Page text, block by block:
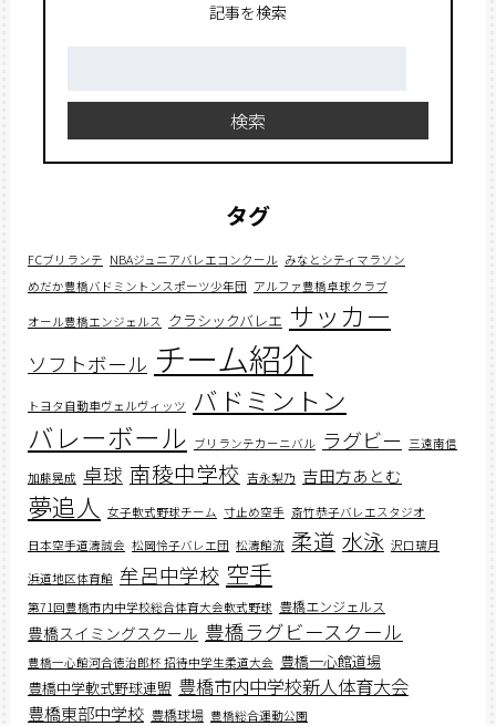
記事を検索
検索
タグ
FCブリランテ NBAジュニアバレエコンクール みなとシティマラソン
めだか豊橋バドミントンスポーツ少年団 アルファ豊橋卓球クラブ
オール豊橋エンジェルス クラシックバレエ サッカー
ソフトボール チーム紹介
トヨタ自動車ヴェルヴィッツ バドミントン
バレーボール ブリランテカーニバル ラグビー 三遠南信
加藤晃成 卓球 南稜中学校 吉永梨乃 吉田方あとむ
夢追人 女子軟式野球チーム 寸止め空手 斎竹恭子バレエスタジオ
日本空手道濤誠会 松岡怜子バレエ団 松濤館流 柔道 水泳 沢口璃月
浜道地区体育館 牟呂中学校 空手
第71回豊橋市内中学校総合体育大会軟式野球 豊橋エンジェルス
豊橋スイミングスクール 豊橋ラグビースクール
豊橋一心館河合徳治郎杯 招待中学生柔道大会 豊橋一心館道場
豊橋中学軟式野球連盟 豊橋市内中学校新人体育大会
豊橋東部中学校 豊橋球場 豊橋総合運動公園